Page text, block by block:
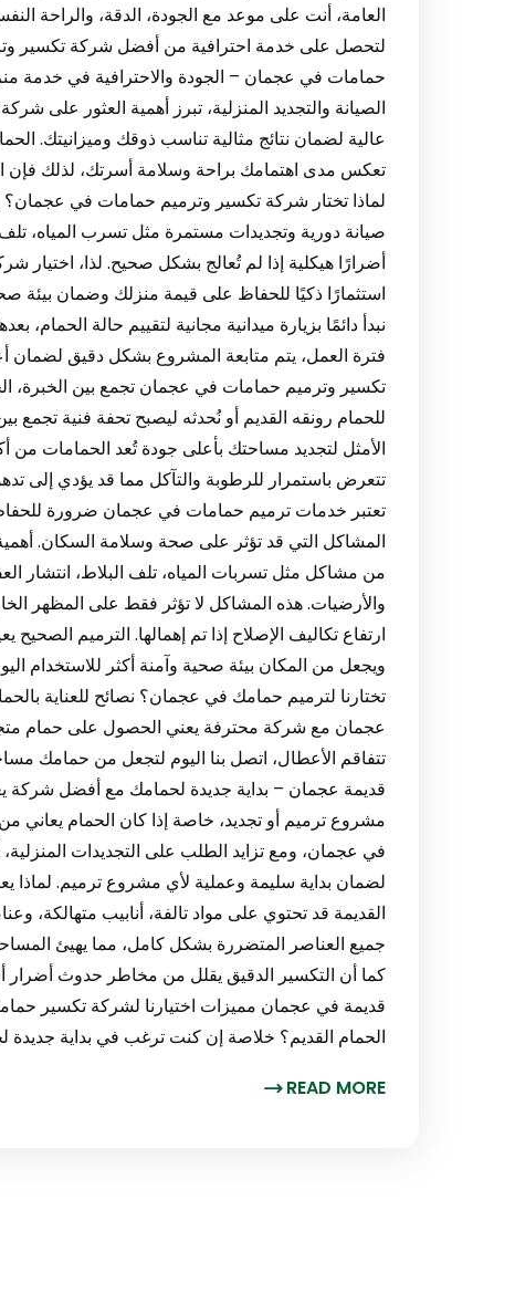
العامة، أنت على موعد مع الجودة، الدقة، والراحة
لتحصل على خدمة احترافية من أفضل شركة تكسير
حمامات في عجمان – الجودة والاحترافية في خدمة
الصيانة والتجديد المنزلية، تبرز أهمية العثور
عالية لضمان نتائج مثالية تناسب ذوقك وميزانيتك.
تعكس مدى اهتمامك براحة وسلامة أسرتك، لذلك فإن
لماذا تختار شركة تكسير وترميم حمامات في
صيانة دورية وتجديدات مستمرة مثل تسرب المياه،
أضرارًا هيكلية إذا لم تُعالج بشكل صحيح. لذا،
استثمارًا ذكيًا للحفاظ على قيمة منزلك وضمان بيئة
نبدأ دائمًا بزيارة ميدانية مجانية لتقييم حالة
فترة العمل، يتم متابعة المشروع بشكل دقيق
تكسير وترميم حمامات في عجمان تجمع بين الخبرة،
للحمام رونقه القديم أو نُحدثه ليصبح تحفة فنية
الأمثل لتجديد مساحتك بأعلى جودة تُعد الحمامات من
تتعرض باستمرار للرطوبة والتآكل مما قد يؤدي إلى
تعتبر خدمات ترميم حمامات في عجمان ضرورة
المشاكل التي قد تؤثر على صحة وسلامة السكان.
من مشاكل مثل تسربات المياه، تلف البلاط، انتشار
والأرضيات. هذه المشاكل لا تؤثر فقط على المظهر
ارتفاع تكاليف الإصلاح إذا تم إهمالها. الترميم الصحيح
ويجعل من المكان بيئة صحية وآمنة أكثر للاستخدام
تختارنا لترميم حمامك في عجمان؟ نصائح للعناية
عجمان مع شركة محترفة يعني الحصول على حمام
تتفاقم الأعطال، اتصل بنا اليوم لتجعل من حمامك
قديمة عجمان – بداية جديدة لحمامك مع أفضل شركة
مشروع ترميم أو تجديد، خاصة إذا كان الحمام يعاني
في عجمان، ومع تزايد الطلب على التجديدات
لضمان بداية سليمة وعملية لأي مشروع ترميم. لماذا
القديمة قد تحتوي على مواد تالفة، أنابيب متهالكة،
جميع العناصر المتضررة بشكل كامل، مما يهيئ
كما أن التكسير الدقيق يقلل من مخاطر حدوث
قديمة في عجمان مميزات اختيارنا لشركة تكسير
الحمام القديم؟ خلاصة إن كنت ترغب في بداية
READ MORE